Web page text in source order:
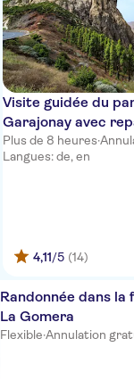
Visite guidée du
Garajonay avec
Plus de 8 heures·
Langues: de, en
4,11/5 (14)
Randonnée dans
La Gomera
Flexible·Annulation